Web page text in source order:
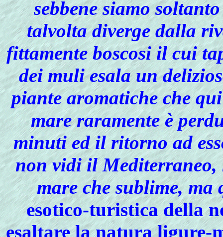
sebbene siamo
talvolta diverge dalla
fittamente boscosi il cui
dei muli esala un
piante aromatiche che
mare raramente è
minuti ed il ritorno ad
non vidi il Mediterraneo,
mare che sublime, ma
esotico-turistica della
esaltare la natura ligure-